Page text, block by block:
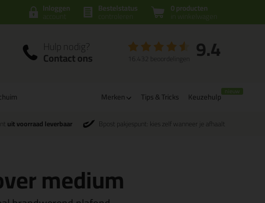
0 producten
in winkelwagen
Bestelstatus
controleren
Inloggen
account
Hulp nodig?
Contact ons 9.4
16.432 beoordelingen
Merken Tips & Tricks Keuzehulp
uit voorraad leverbaar Bpost pakjespunt: kies zelf wanneer je afhaalt
medium